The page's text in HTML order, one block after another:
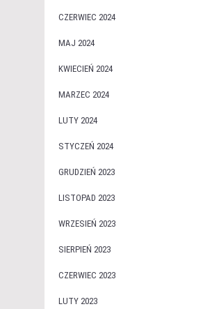
CZERWIEC 2024
MAJ 2024
KWIECIEŃ 2024
MARZEC 2024
LUTY 2024
STYCZEŃ 2024
GRUDZIEŃ 2023
LISTOPAD 2023
WRZESIEŃ 2023
SIERPIEŃ 2023
CZERWIEC 2023
LUTY 2023